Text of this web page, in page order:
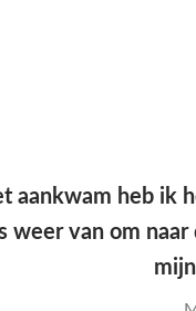
kwam snel aan